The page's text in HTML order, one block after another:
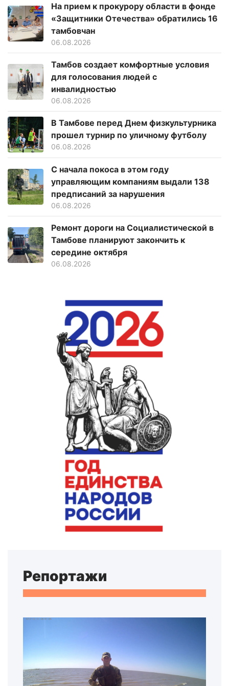
На прием к прокурору области в фонде
«Защитники Отечества» обратились 16
тамбовчан
06.08.2026
Тамбов создает комфортные условия
для голосования людей с
инвалидностью
06.08.2026
В Тамбове перед Днем физкультурника
прошел турнир по уличному футболу
06.08.2026
С начала покоса в этом году
управляющим компаниям выдали 138
предписаний за нарушения
06.08.2026
Ремонт дороги на Социалистической в
Тамбове планируют закончить к
середине октября
06.08.2026
Репортажи